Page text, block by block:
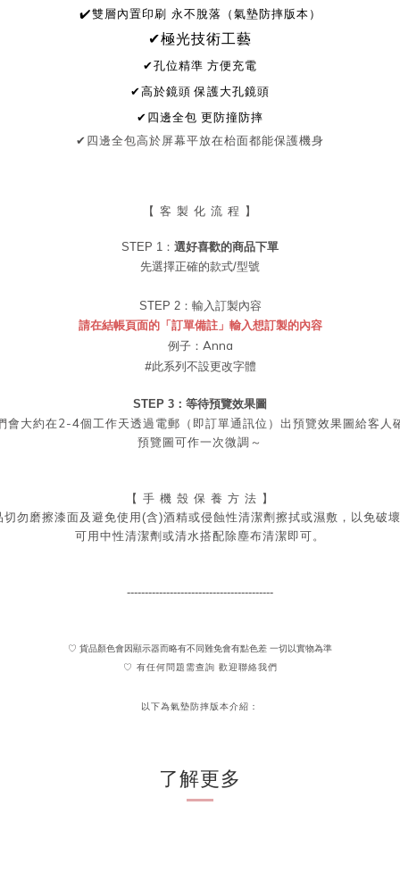
✔️雙層內置印刷 永不脫落（氣墊防摔版本）
✔極光技術工藝
✔孔位精準 方便充電
✔高於鏡頭 保護大孔鏡頭
✔四邊全包 更防撞防摔
✔ 四邊全包高於屏幕平放在枱面都能保護機身
【 客 製 化 流 程 】
STEP 1： 選好喜歡的商品下單
先選擇正確的款式/型號
STEP 2： 輸入訂製內容
請在結帳頁面的「訂單備註」輸入想訂製的內容
例子：Anna
#此系列不設更改字體
STEP 3：等待預覽效果圖
會大約在2-4個工作天透過電郵（即訂單通訊位）出預覽效果圖給客人
預覽圖可作一次微調～
【 手 機 殼 保 養 方 法 】
勿磨擦漆面及 避免使用(含)酒精或侵蝕性清潔劑擦拭或濕敷，以免破
可用中性清潔劑或清水搭配除塵布清潔即可。
-----------------------------------------
♡ 貨品顏色會因顯示器而略有不同難免會有點色差 一切以實物為準
♡ 有任何問題需查詢 歡迎聯絡我們
以下為氣墊防摔版本介紹：
了解更多